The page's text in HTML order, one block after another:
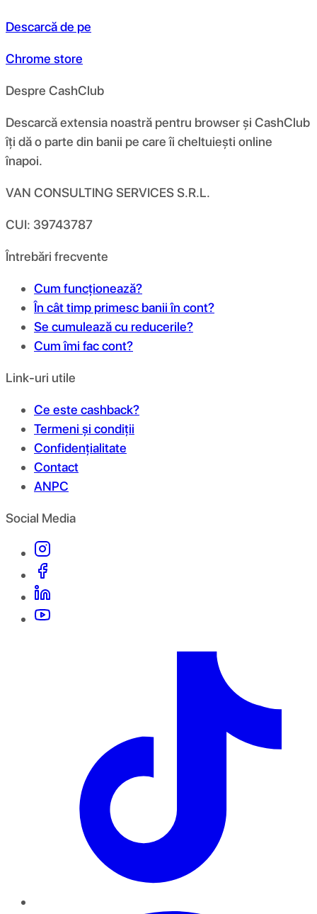
Descarcă de pe
Chrome store
Despre CashClub
Descarcă extensia noastră pentru browser și CashClub
îți dă o parte din banii pe care îi cheltuiești online
înapoi.
VAN CONSULTING SERVICES S.R.L.
CUI: 39743787
Întrebări frecvente
Cum funcționează?
În cât timp primesc banii în cont?
Se cumulează cu reducerile?
Cum îmi fac cont?
Link-uri utile
Ce este cashback?
Termeni și condiții
Confidențialitate
Contact
ANPC
Social Media